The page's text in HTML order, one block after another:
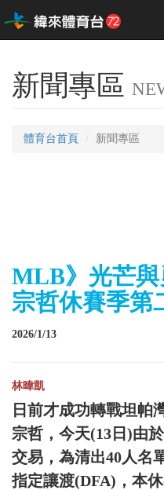
新聞專區
體育台首頁 新聞專區
MLB》光芒
宗哲休賽季第
2026/1/13
林暐凱
日前才成功轉戰坦帕
宗哲，今天(13日)由
交易，為清出40人名
指定讓渡(DFA)，本